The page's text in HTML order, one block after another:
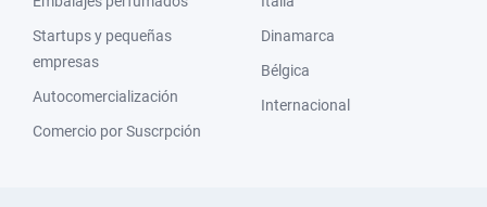
Startups y pequeñas
empresas
Autocomercialización
Comercio por Suscrpción
Dinamarca
Bélgica
Internacional